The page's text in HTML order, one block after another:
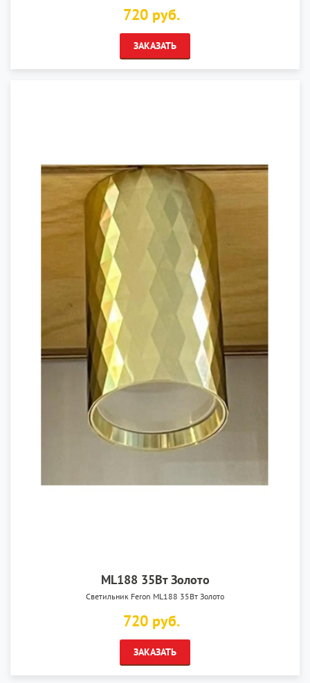
720 руб.
ЗАКАЗАТЬ
ML188 35Вт Золото
Светильник Feron ML188 35Вт Золото
720 руб.
ЗАКАЗАТЬ